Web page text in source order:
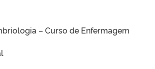
– Curso de Enfermagem